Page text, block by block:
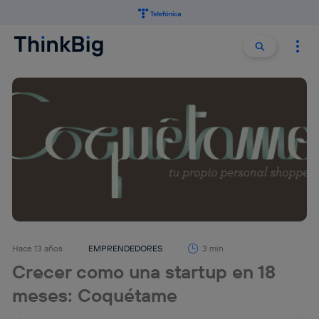
Buscar
Hace 13 años EMPRENDEDORES 3 min
Crecer como una startup en 18
meses: Coquétame